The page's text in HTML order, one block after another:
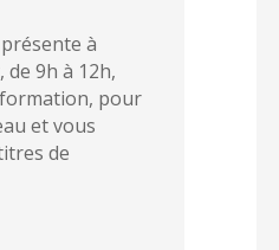
à
de 9h à 12h,
pour
et vous
de